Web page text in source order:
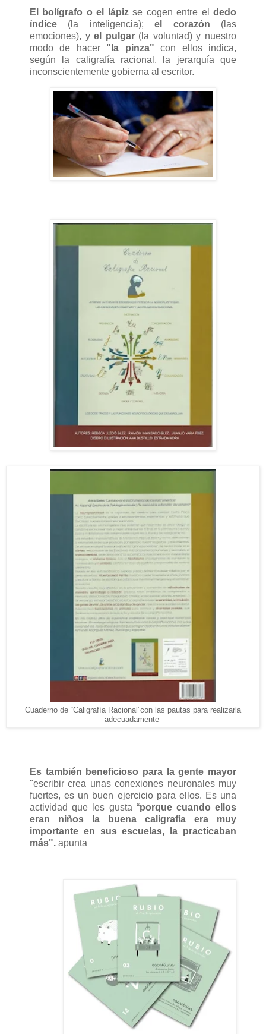
El bolígrafo o el lápizse cogen entre eldedo
índice (la inteligencia);el corazón (las
emociones), yel pulgar (la voluntad) y nuestro
modo de hacer "la pinza" con ellos indica,
según la caligrafía racional, la jerarquía que
inconscientemente gobierna al escritor.
Cuaderno de “Caligrafía Racional”con las pautas para realizarla
adecuadamente
Es también beneficioso para la gente mayor
"escribir crea unas conexiones neuronales muy
fuertes, es un buen ejercicio para ellos. Es una
actividad que les gusta “porque cuando ellos
eran niños la buena caligrafía era muy
importante en sus escuelas, la practicaban
más". apunta